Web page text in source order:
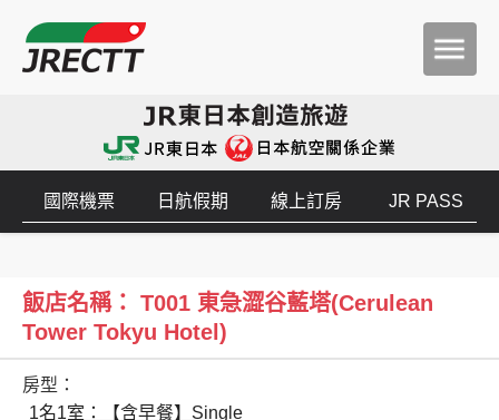
國際機票 日航假期 線上訂房 JR PASS
飯店名稱： T001 東急澀谷藍塔(Cerulean
Tower Tokyu Hotel)
房型：
1名1室：【含早餐】Single